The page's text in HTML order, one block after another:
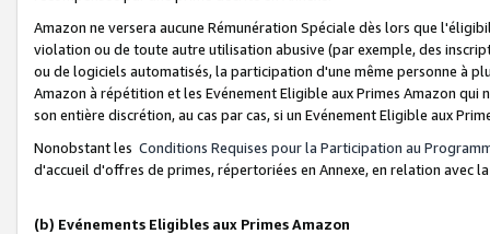
Amazon ne versera aucune Rémunération Spéciale dès lors que
violation ou de toute autre utilisation abusive (par exemple, des
ou de logiciels automatisés, la participation d'une même personne à
Amazon à répétition et les Evénement Eligible aux Primes Amazon qui
son entière discrétion, au cas par cas, si un Evénement Eligible aux
Nonobstant les Conditions Requises pour la Participation au
d'accueil d'offres de primes, répertoriées en Annexe, en relation avec
(b) Evénements Eligibles aux Primes Amazon